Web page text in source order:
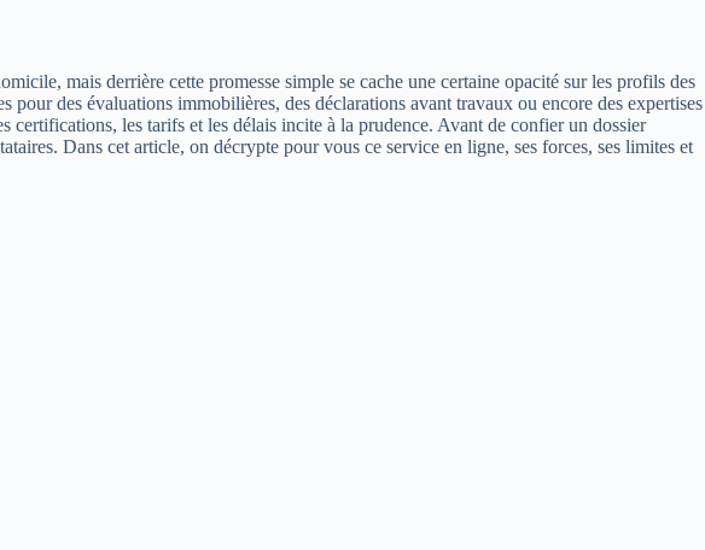
mais derrière cette promesse simple se cache une certaine opacité sur les profils des
des évaluations immobilières, des déclarations avant travaux ou encore des expertises
certifications, les tarifs et les délais incite à la prudence. Avant de confier un dossier
Dans cet article, on décrypte pour vous ce service en ligne, ses forces, ses limites et